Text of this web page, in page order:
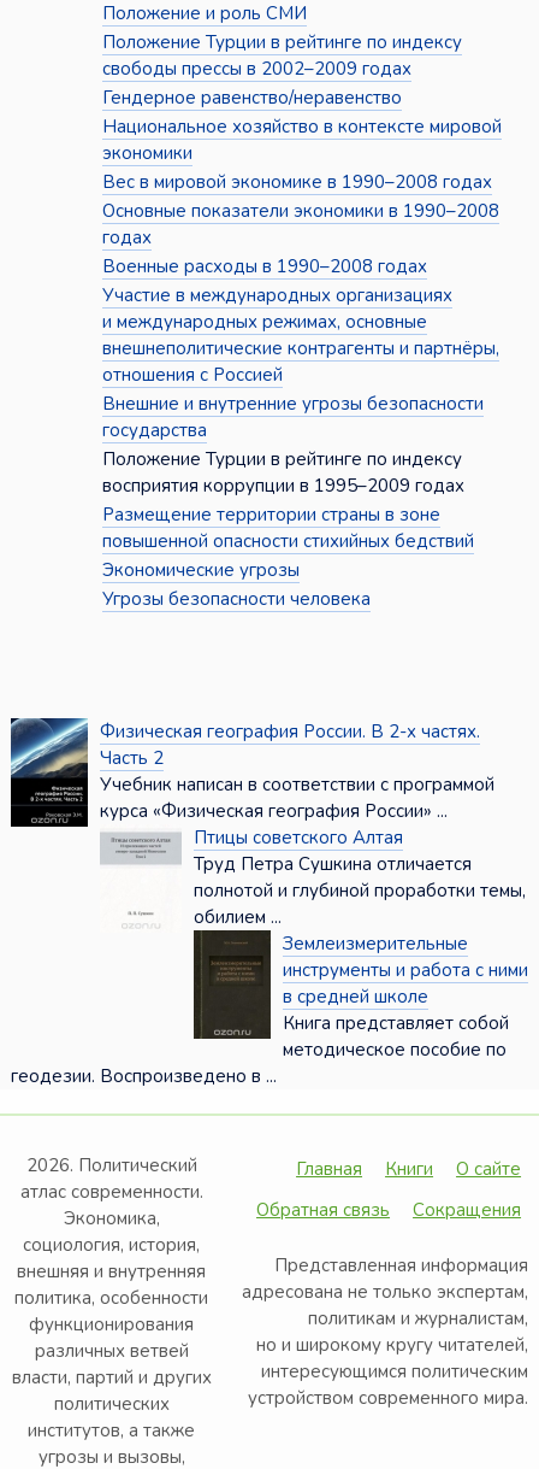
Положение и роль СМИ
Положение Турции в рейтинге по индексу
свободы прессы в 2002–2009 годах
Гендерное равенство/неравенство
Национальное хозяйство в контексте мировой
экономики
Вес в мировой экономике в 1990–2008 годах
Основные показатели экономики в 1990–2008
годах
Военные расходы в 1990–2008 годах
Участие в международных организациях
и международных режимах, основные
внешнеполитические контрагенты и партнёры,
отношения с Россией
Внешние и внутренние угрозы безопасности
государства
Положение Турции в рейтинге по индексу
восприятия коррупции в 1995–2009 годах
Размещение территории страны в зоне
повышенной опасности стихийных бедствий
Экономические угрозы
Угрозы безопасности человека
Физическая география России. В 2-х частях.
Часть 2
Учебник написан в соответствии с программой
курса «Физическая география России» ...
Птицы советского Алтая
Труд Петра Сушкина отличается
полнотой и глубиной проработки темы,
обилием ...
Землеизмерительные
инструменты и работа с ними
в средней школе
Книга представляет собой
методическое пособие по
геодезии. Воспроизведено в ...
2026. Политический
атлас современности.
Экономика,
социология, история,
внешняя и внутренняя
политика, особенности
функционирования
различных ветвей
власти, партий и других
политических
институтов, а также
угрозы и вызовы,
Главная Книги
О сайте
Обратная связь
Сокращения
Представленная информация
адресована не только экспертам,
политикам и журналистам,
но и широкому кругу читателей,
интересующимся политическим
устройством современного мира.